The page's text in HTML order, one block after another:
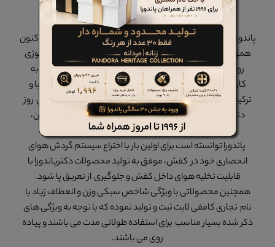
پاندورا
پاندورا در سال 1375 در تهران - ایران تاسیس گردید و از آن زمان تاکنون
همواره یکی از پیشروان ایران در همگامی با مد، کیفیت و تکنولوژی
روز دنیا بوده است. محصولات برند پاندورا در داخل کشور و با به
کارگیری نیروهای بومی زیر نظر کارشناسانی از کشورهای ایتالیا و
ترکیه، با استفاده از بهترین متریال داخلی و خارجی و با تکنولوژی روز
دنیا تولید می گردد که سابقهء صادرات به روسیه، اکراین، آلمان،
آذربایجان و... را نیز دارد.
پاندورا توانسته است برای اولین بار با اختراع سیستم گردش هوای
انحصاری خود در کفش، موفق به تولید محصولات دکترپاندورا با
قابلیت تخلیه هوای داخل کفش و جلوگیری از تعریق پا شود.
همچنین محصولاتی با ویژگی شاخص سبکی وزن و انعطاف زیاد با
نام تجاری کامفی لایت ثبت و تولید نموده که با توجه به ویژگی های
ذکر شده بسیار مناسب برای استفاده طولانی مدت می باشند و پیاده
روی می باشند.